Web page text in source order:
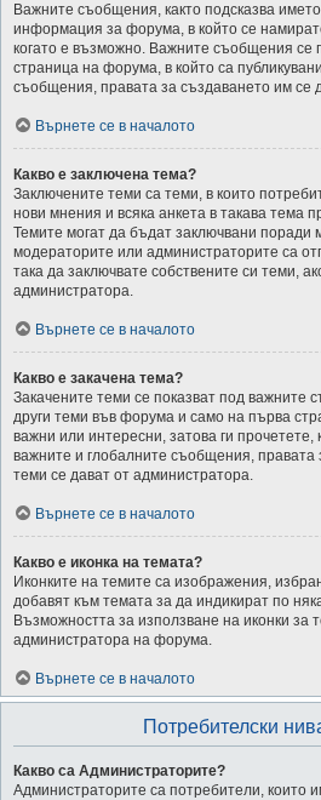
Важните съобщения, както подсказва
информация за форума, в който се
когато е възможно. Важните съобщения се
страница на форума, в който са
съобщения, правата за създаването им се
Върнете се в началото
Какво е заключена тема?
Заключените теми са теми, в които
нови мнения и всяка анкета в такава тема
Темите могат да бъдат заключвани поради
модераторите или администраторите са
така да заключвате собствените си теми,
администратора.
Върнете се в началото
Какво е закачена тема?
Закачените теми се показват под важните
други теми във форума и само на първа
важни или интересни, затова ги прочетете,
важните и глобалните съобщения, правата
теми се дават от администратора.
Върнете се в началото
Какво е иконка на темата?
Иконките на темите са изображения,
добавят към темата за да индикират по
Възможността за използване на иконки за
администратора на форума.
Върнете се в началото
Потребителски
Какво са Администраторите?
Администраторите са потребители, които